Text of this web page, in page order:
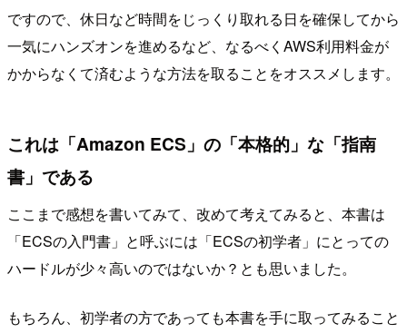
ですので、休日など時間をじっくり取れる日を確保してから
一気にハンズオンを進めるなど、なるべくAWS利用料金が
かからなくて済むような方法を取ることをオススメします。
これは「Amazon ECS」の「本格的」な「指南
書」である
ここまで感想を書いてみて、改めて考えてみると、本書は
「ECSの入門書」と呼ぶには「ECSの初学者」にとっての
ハードルが少々高いのではないか？とも思いました。
もちろん、初学者の方であっても本書を手に取ってみること